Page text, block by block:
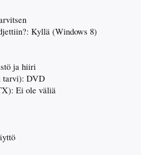
Kyllä (Windows 8)
ja hiiri
tarvi): DVD
Ei ole väliä